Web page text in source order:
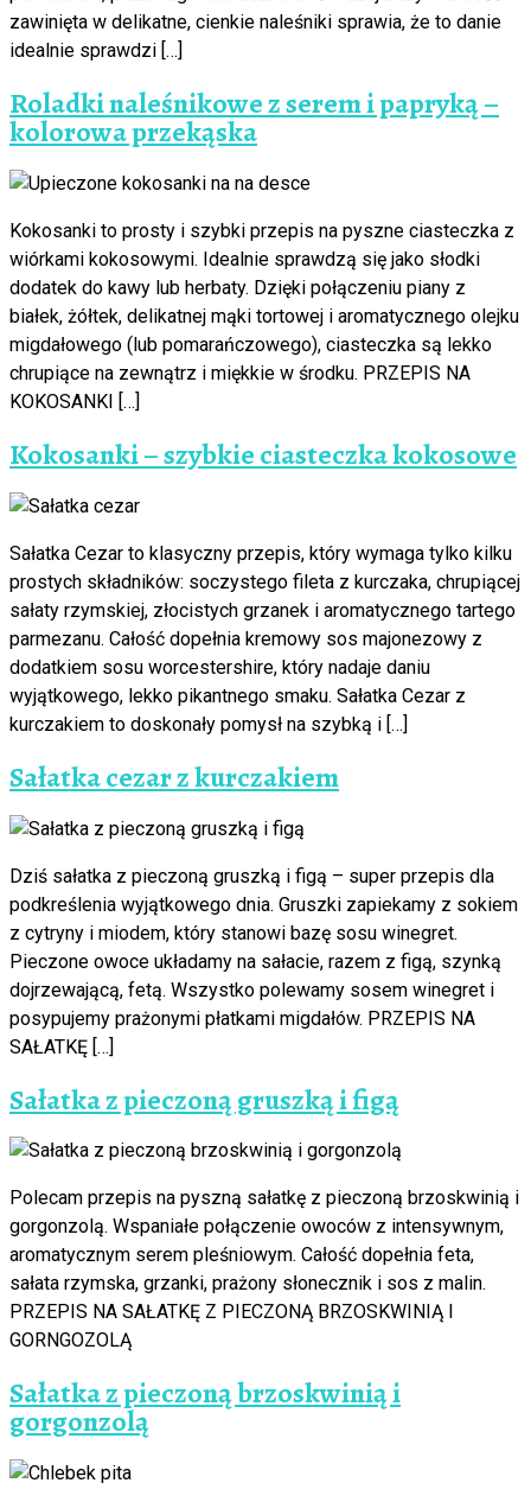
zawinięta w delikatne, cienkie naleśniki sprawia, że to danie
idealnie sprawdzi […]
Roladki naleśnikowe z serem i papryką –
kolorowa przekąska
Kokosanki to prosty i szybki przepis na pyszne ciasteczka z
wiórkami kokosowymi. Idealnie sprawdzą się jako słodki
dodatek do kawy lub herbaty. Dzięki połączeniu piany z
białek, żółtek, delikatnej mąki tortowej i aromatycznego olejku
migdałowego (lub pomarańczowego), ciasteczka są lekko
chrupiące na zewnątrz i miękkie w środku. PRZEPIS NA
KOKOSANKI […]
Kokosanki – szybkie ciasteczka kokosowe
Sałatka Cezar to klasyczny przepis, który wymaga tylko kilku
prostych składników: soczystego fileta z kurczaka, chrupiącej
sałaty rzymskiej, złocistych grzanek i aromatycznego tartego
parmezanu. Całość dopełnia kremowy sos majonezowy z
dodatkiem sosu worcestershire, który nadaje daniu
wyjątkowego, lekko pikantnego smaku. Sałatka Cezar z
kurczakiem to doskonały pomysł na szybką i […]
Sałatka cezar z kurczakiem
Dziś sałatka z pieczoną gruszką i figą – super przepis dla
podkreślenia wyjątkowego dnia. Gruszki zapiekamy z sokiem
z cytryny i miodem, który stanowi bazę sosu winegret.
Pieczone owoce układamy na sałacie, razem z figą, szynką
dojrzewającą, fetą. Wszystko polewamy sosem winegret i
posypujemy prażonymi płatkami migdałów. PRZEPIS NA
SAŁATKĘ […]
Sałatka z pieczoną gruszką i figą
Polecam przepis na pyszną sałatkę z pieczoną brzoskwinią i
gorgonzolą. Wspaniałe połączenie owoców z intensywnym,
aromatycznym serem pleśniowym. Całość dopełnia feta,
sałata rzymska, grzanki, prażony słonecznik i sos z malin.
PRZEPIS NA SAŁATKĘ Z PIECZONĄ BRZOSKWINIĄ I
GORNGOZOLĄ
Sałatka z pieczoną brzoskwinią i
gorgonzolą